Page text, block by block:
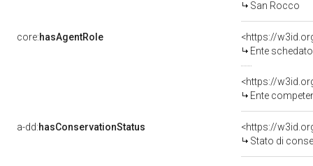
San Rocco
core:hasAgentRole
<https://
Ente schedatore
<https://
Ente competente
a-dd:hasConservationStatus
<https://
Stato di